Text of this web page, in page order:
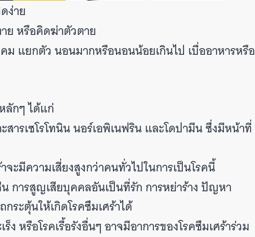
ง่าย
ย หรือคิดฆ่าตัวตาย
ม แยกตัว นอนมากหรือนอนน้อยเกินไป เบื่ออาหารหรือ
ลักๆ ได้แก่
ารเซโรโทนิน นอร์เอพิเนฟริน และโดปามีน ซึ่งมีหน้าที่
ะมีความเสี่ยงสูงกว่าคนทั่วไปในการเป็นโรคนี้
การสูญเสียบุคคลอันเป็นที่รัก การหย่าร้าง ปัญหา
ระตุ้นให้เกิดโรคซึมเศร้าได้
ง หรือโรคเรื้อรังอื่นๆ อาจมีอาการของโรคซึมเศร้าร่วม